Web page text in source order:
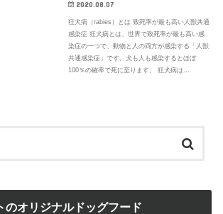
2020.08.07
狂犬病（rabies）とは 致死率が最も高い人獣共通
感染症 狂犬病とは、世界で致死率が最も高い感
染症の一つで、動物と人の両方が感染する「人獣
共通感染症」です。犬も人も感染するとほぼ
100％の確率で死に至ります。 狂犬病は…
のオリジナルドッグフード